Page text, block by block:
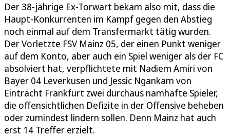
Der 38-jährige Ex-Torwart bekam also mit, dass die
Haupt-Konkurrenten im Kampf gegen den Abstieg
noch einmal auf dem Transfermarkt tätig wurden.
Der Vorletzte FSV Mainz 05, der einen Punkt weniger
auf dem Konto, aber auch ein Spiel weniger als der FC
absolviert hat, verpflichtete mit Nadiem Amiri von
Bayer 04 Leverkusen und Jessic Ngankam von
Eintracht Frankfurt zwei durchaus namhafte Spieler,
die offensichtlichen Defizite in der Offensive beheben
oder zumindest lindern sollen. Denn Mainz hat auch
erst 14 Treffer erzielt.